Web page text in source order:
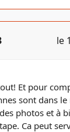
le
Et pour
sont dans le
photos et à
Ca peut